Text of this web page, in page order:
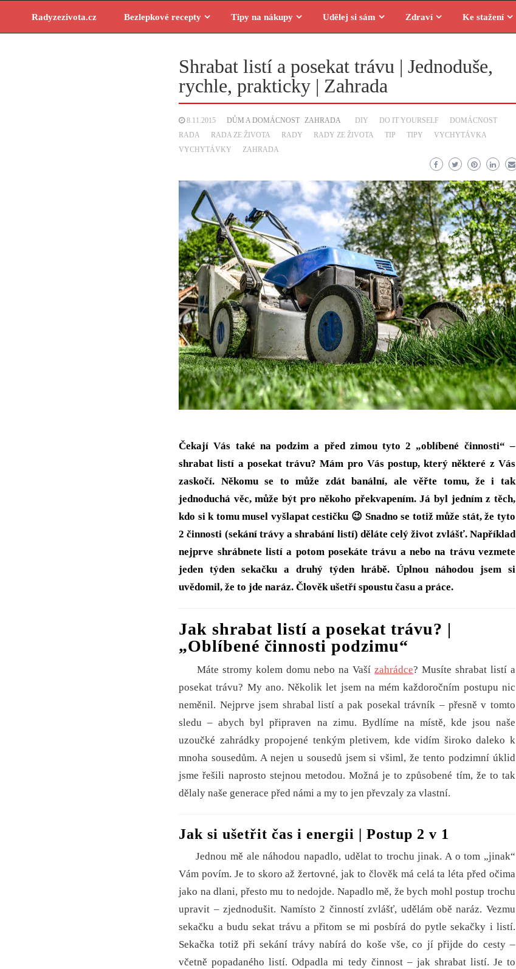
content
Radyzezivota.cz Bezlepkové recepty Tipy na nákupy Udělej si sám Zdraví Ke stažení
Shrabat listí a posekat trávu | Jednoduše,
rychle, prakticky | Zahrada
8.11.2015 DŮM A DOMÁCNOST ZAHRADA DIY DO IT YOURSELF
DOMÁCNOST
RADA
RADA ZE ŽIVOTA RADY RADY ZE ŽIVOTA TIP TIPY
VYCHYTÁVKA
VYCHYTÁVKY
ZAHRADA
Čekají Vás také na podzim a před zimou tyto 2 „oblíbené činnosti“ –
shrabat listí a posekat trávu? Mám pro Vás postup, který některé z Vás
zaskočí. Někomu se to může zdát banální, ale věřte tomu, že i tak
jednoduchá věc, může být pro někoho překvapením. Já byl jedním z těch,
kdo si k tomu musel vyšlapat cestičku 😉 Snadno se totiž může stát, že tyto
2 činnosti (sekání trávy a shrabání listí) děláte celý život zvlášť. Například
nejprve shrábnete listí a potom posekáte trávu a nebo na trávu vezmete
jeden týden sekačku a druhý týden hrábě. Úplnou náhodou jsem si
uvědomil, že to jde naráz. Člověk ušetří spoustu času a práce.
Jak shrabat listí a posekat trávu? |
„Oblíbené činnosti podzimu“
Máte stromy kolem domu nebo na Vašízahrádce? Musíte shrabat listí a
posekat trávu? My ano. Několik let jsem na mém každoročním postupu nic
neměnil. Nejprve jsem shrabal listí a pak posekal trávník – přesně v tomto
sledu – abych byl připraven na zimu. Bydlíme na místě, kde jsou naše
uzoučké zahrádky propojené tenkým pletivem, kde vidím široko daleko k
mnoha sousedům. A nejen u sousedů jsem si všiml, že tento podzimní úklid
jsme řešili naprosto stejnou metodou. Možná je to způsobené tím, že to tak
dělaly naše generace před námi a my to jen převzaly za vlastní.
Jak si ušetřit čas i energii | Postup 2 v 1
Jednou mě ale náhodou napadlo, udělat to trochu jinak. A o tom „jinak“
Vám povím. Je to skoro až žertovné, jak to člověk má celá ta léta před očima
jako na dlani, přesto mu to nedojde. Napadlo mě, že bych mohl postup trochu
upravit – zjednodušit. Namísto 2 činností zvlášť, udělám obě naráz. Vezmu
sekačku a budu sekat trávu a přitom se mi posbírá do pytle sekačky i listí.
Sekačka totiž při sekání trávy nabírá do koše vše, co jí přijde do cesty –
včetně popadaného listí. Odpadla mi tedy činnost – jak shrabat listí. Je to